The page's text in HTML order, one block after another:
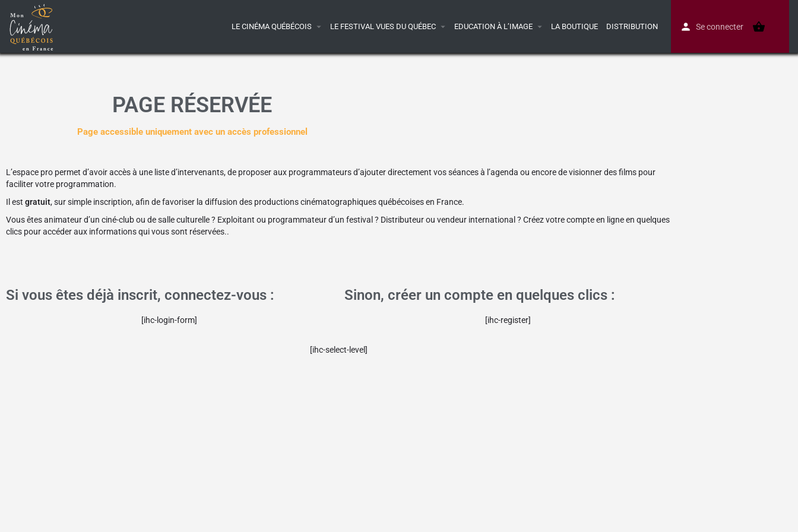
LE CINÉMA QUÉBÉCOIS LE FESTIVAL VUES DU QUÉBEC EDUCATION À L’IMAGE LA BOUTIQUE DISTRIBUTION Se connecter
PAGE RÉSERVÉE
Page accessible uniquement avec un accès professionnel
L’espace pro permet d’avoir accès à une liste d’intervenants, de proposer aux programmateurs d’ajouter directement vos séances à l’agenda ou encore de visionner des films pour
faciliter votre programmation.
Il est gratuit, sur simple inscription, afin de favoriser la diffusion des productions cinématographiques québécoises en France.
Vous êtes animateur d’un ciné-club ou de salle culturelle ? Exploitant ou programmateur d’un festival ? Distributeur ou vendeur international ? Créez votre compte en ligne en quelques
clics pour accéder aux informations qui vous sont réservées..
Si vous êtes déjà inscrit, connectez-vous :
[ihc-login-form]
Sinon, créer un compte en quelques clics :
[ihc-register]
[ihc-select-level]